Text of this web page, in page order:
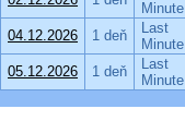
Minute
04.12.2026 1 deň
Last
Minute
05.12.2026 1 deň
Last
Minute